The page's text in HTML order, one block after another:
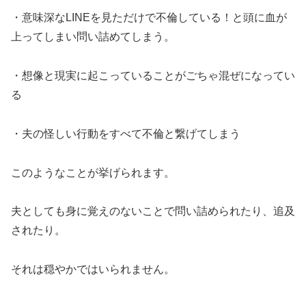
・意味深なLINEを見ただけで不倫している！と頭に血が
上ってしまい問い詰めてしまう。
・想像と現実に起こっていることがごちゃ混ぜになってい
る
・夫の怪しい行動をすべて不倫と繋げてしまう
このようなことが挙げられます。
夫としても身に覚えのないことで問い詰められたり、追及
されたり。
それは穏やかではいられません。